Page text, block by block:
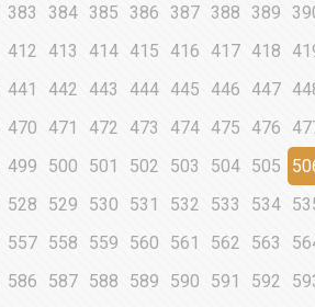
383 384 385 386 387 388 389
412 413 414 415 416 417 418
441 442 443 444 445 446 447
470 471 472 473 474 475 476
499 500 501 502 503 504 505
528 529 530 531 532 533 534
557 558 559 560 561 562 563
586 587 588 589 590 591 592